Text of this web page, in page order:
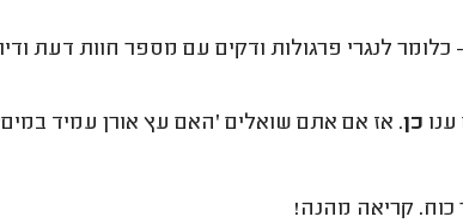
לנגרי פרגולות ודקים עם מספר חוות דעת
כן. אז אם אתם שואלים 'האם עץ אורן עמיד
כוח. קריאה מהנה!